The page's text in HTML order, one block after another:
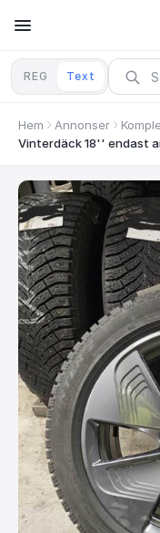
REG Text
Hem Annonser
Vinterdäck 18'' endast